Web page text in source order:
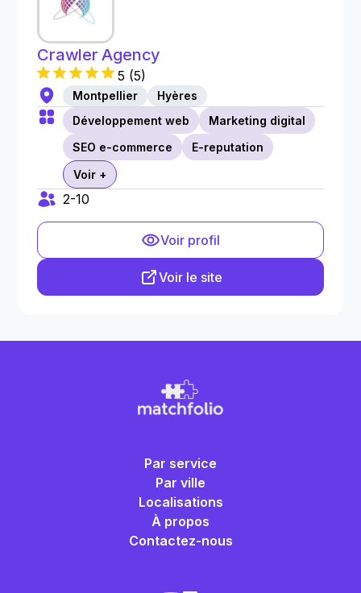
Crawler Agency
5 (5)
Montpellier
Hyères
Développement web
Marketing digital
SEO e-commerce
E-reputation
Voir +
2-10
Voir profil
Voir le site
Par service
Par ville
Localisations
À propos
Contactez-nous